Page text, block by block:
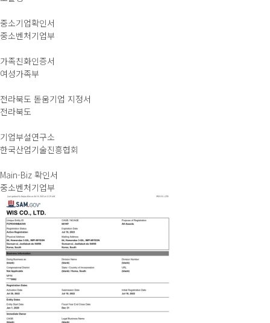
중소기업확인서
중소벤처기업부
가족친화인증서
여성가족부
전라북도 돋움기업 지정서
전라북도
기업부설연구소
한국산업기술진흥협회
Main-Biz 확인서
중소벤처기업부